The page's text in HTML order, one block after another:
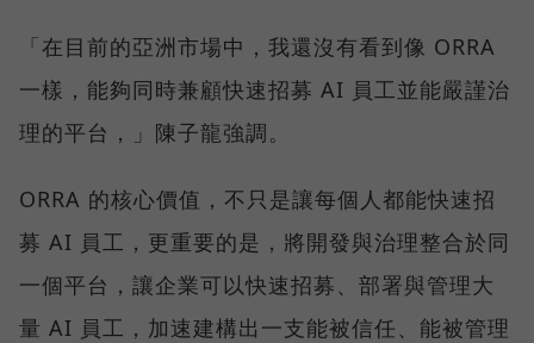
「在目前的亞洲市場中，我還沒有看到像 ORRA
一樣，能夠同時兼顧快速招募 AI 員工並能嚴謹治
理的平台，」陳子龍強調。
ORRA 的核心價值，不只是讓每個人都能快速招
募 AI 員工，更重要的是，將開發與治理整合於同
一個平台，讓企業可以快速招募、部署與管理大
量 AI 員工，加速建構出一支能被信任、能被管理